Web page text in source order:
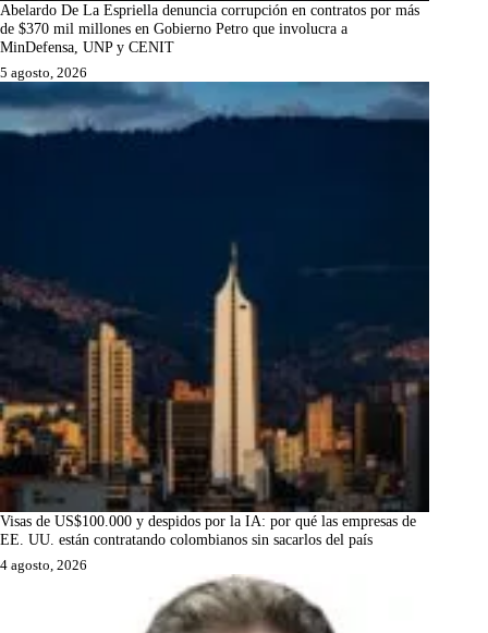
Abelardo De La Espriella denuncia corrupción en contratos por más
de $370 mil millones en Gobierno Petro que involucra a
MinDefensa, UNP y CENIT
5 agosto, 2026
Visas de US$100.000 y despidos por la IA: por qué las empresas de
EE. UU. están contratando colombianos sin sacarlos del país
4 agosto, 2026